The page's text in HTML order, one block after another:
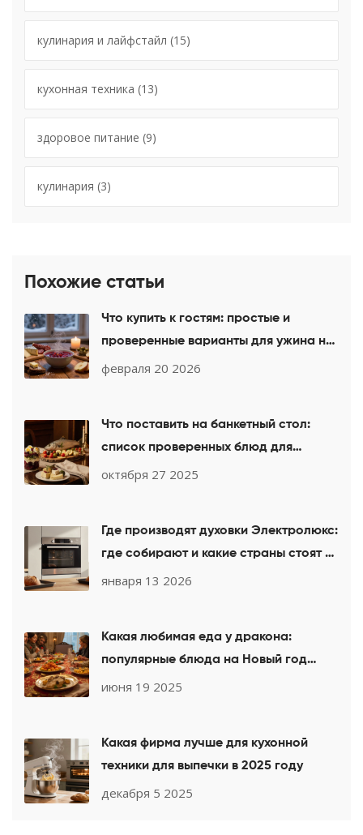
кулинария и лайфстайл (15)
кухонная техника (13)
здоровое питание (9)
кулинария (3)
Похожие статьи
Что купить к гостям: простые и
проверенные варианты для ужина на
выходных
февраля 20 2026
Что поставить на банкетный стол:
список проверенных блюд для
любого праздника
октября 27 2025
Где производят духовки Электролюкс:
где собирают и какие страны стоят за
вашей печью
января 13 2026
Какая любимая еда у дракона:
популярные блюда на Новый год
2025
июня 19 2025
Какая фирма лучше для кухонной
техники для выпечки в 2025 году
декабря 5 2025